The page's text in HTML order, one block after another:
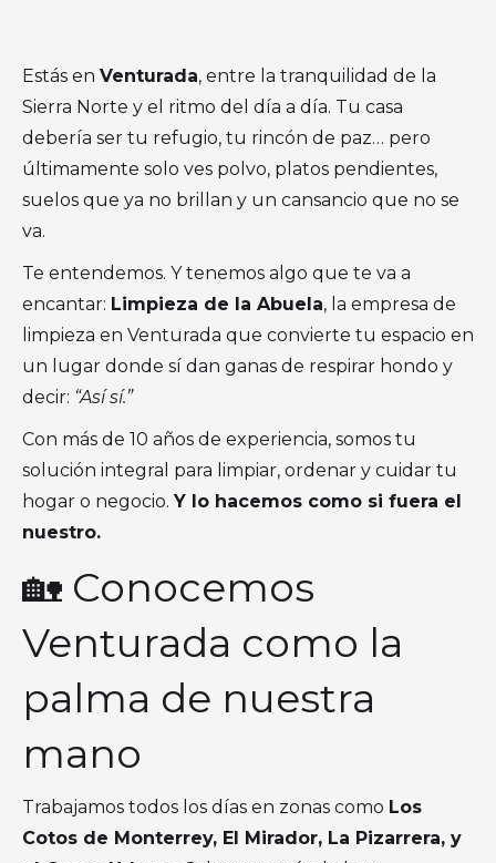
Estás en Venturada, entre la tranquilidad de la
Sierra Norte y el ritmo del día a día. Tu casa
debería ser tu refugio, tu rincón de paz… pero
últimamente solo ves polvo, platos pendientes,
suelos que ya no brillan y un cansancio que no se
va.
Te entendemos. Y tenemos algo que te va a
encantar: Limpieza de la Abuela, la empresa de
limpieza en Venturada que convierte tu espacio en
un lugar donde sí dan ganas de respirar hondo y
decir: “Así sí.”
Con más de 10 años de experiencia, somos tu
solución integral para limpiar, ordenar y cuidar tu
hogar o negocio. Y lo hacemos como si fuera el
nuestro.
🏡 Conocemos
Venturada como la
palma de nuestra
mano
Trabajamos todos los días en zonas como Los
Cotos de Monterrey, El Mirador, La Pizarrera, y